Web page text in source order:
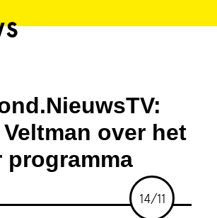
Veltman over het
programma
14/11